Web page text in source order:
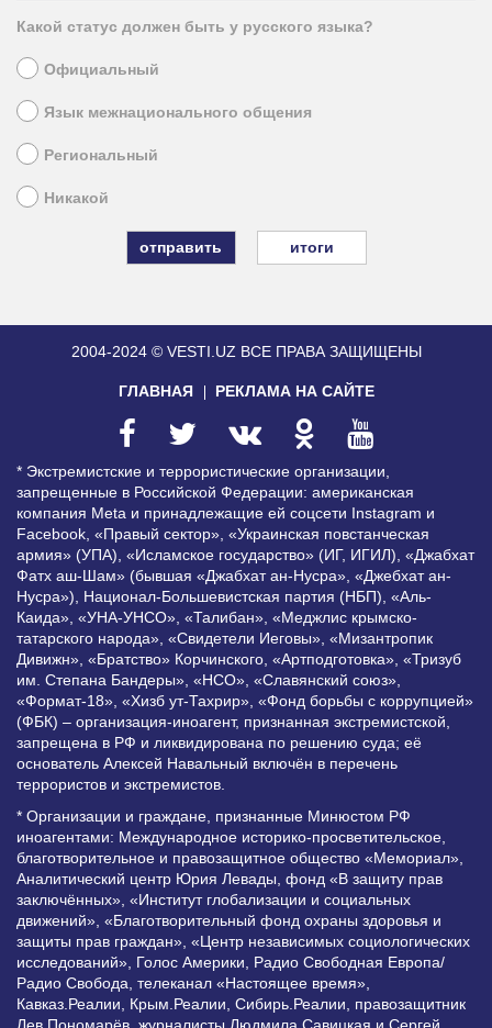
Какой статус должен быть у русского языка?
Официальный
Язык межнационального общения
Региональный
Никакой
итоги
2004-2024 © VESTI.UZ ВСЕ ПРАВА ЗАЩИЩЕНЫ
ГЛАВНАЯ РЕКЛАМА НА САЙТЕ
* Экстремистские и террористические организации,
запрещенные в Российской Федерации: американская
компания Meta и принадлежащие ей соцсети Instagram и
Facebook, «Правый сектор», «Украинская повстанческая
армия» (УПА), «Исламское государство» (ИГ, ИГИЛ), «Джабхат
Фатх аш-Шам» (бывшая «Джабхат ан-Нусра», «Джебхат ан-
Нусра»), Национал-Большевистская партия (НБП), «Аль-
Каида», «УНА-УНСО», «Талибан», «Меджлис крымско-
татарского народа», «Свидетели Иеговы», «Мизантропик
Дивижн», «Братство» Корчинского, «Артподготовка», «Тризуб
им. Степана Бандеры», «НСО», «Славянский союз»,
«Формат-18», «Хизб ут-Тахрир», «Фонд борьбы с коррупцией»
(ФБК) – организация-иноагент, признанная экстремистской,
запрещена в РФ и ликвидирована по решению суда; её
основатель Алексей Навальный включён в перечень
террористов и экстремистов.
* Организации и граждане, признанные Минюстом РФ
иноагентами: Международное историко-просветительское,
благотворительное и правозащитное общество «Мемориал»,
Аналитический центр Юрия Левады, фонд «В защиту прав
заключённых», «Институт глобализации и социальных
движений», «Благотворительный фонд охраны здоровья и
защиты прав граждан», «Центр независимых социологических
исследований», Голос Америки, Радио Свободная Европа/
Радио Свобода, телеканал «Настоящее время»,
Кавказ.Реалии, Крым.Реалии, Сибирь.Реалии, правозащитник